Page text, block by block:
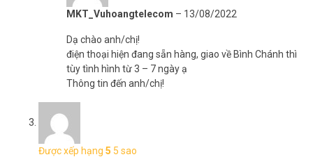
MKT_Vuhoangtelecom – 13/08/2022
Dạ chào anh/chị!
điện thoại hiện đang sẵn hàng, giao về Bình Chánh thì
tùy tình hình từ 3 – 7 ngày ạ
Thông tin đến anh/chị!
Được xếp hạng 5 5 sao